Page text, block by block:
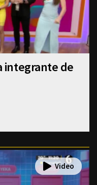
integrante de